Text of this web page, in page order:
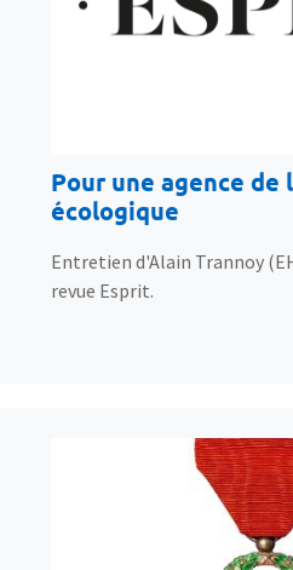
Pour une agence
écologique
Entretien d'Alain Trannoy
revue Esprit.